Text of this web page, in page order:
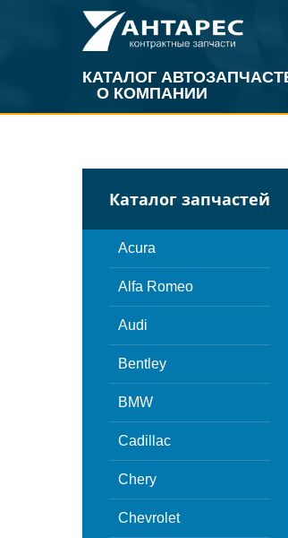
КАТАЛОГ
О КОМПАНИИ
Каталог запчастей
Acura
Alfa Romeo
Audi
Bentley
BMW
Cadillac
Chery
Chevrolet